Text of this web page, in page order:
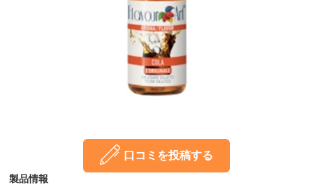
口コミを投稿する
製品情報